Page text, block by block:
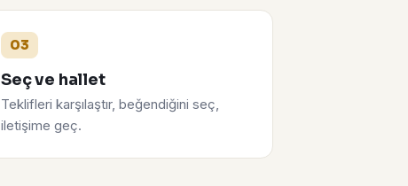
03
Seç ve hallet
Teklifleri karşılaştır, beğendiğini seç,
iletişime geç.